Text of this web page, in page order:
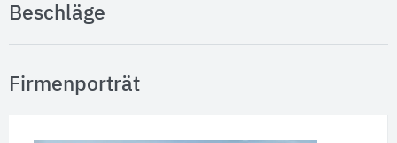
Beschläge
Firmenporträt